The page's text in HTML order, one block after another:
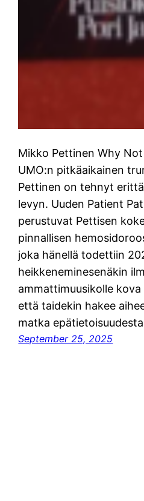
Mikko Pettinen Why
UMO:n pitkäaikainen
Pettinen on tehnyt
levyn. Uuden Patient
perustuvat Pettisen
pinnallisen
joka hänellä todettiin
heikkeneminesenäkin
ammattimuusikolle
että taidekin hakee
matka
September 25, 2025